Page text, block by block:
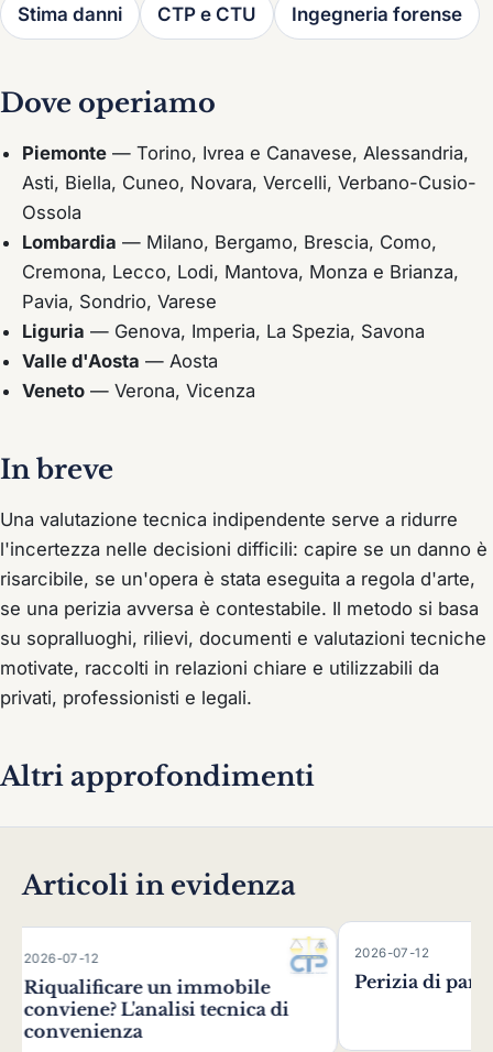
Stima danni CTP e CTU Ingegneria forense
Dove operiamo
Piemonte — Torino, Ivrea e Canavese, Alessandria,
Asti, Biella, Cuneo, Novara, Vercelli, Verbano-Cusio-
Ossola
Lombardia — Milano, Bergamo, Brescia, Como,
Cremona, Lecco, Lodi, Mantova, Monza e Brianza,
Pavia, Sondrio, Varese
Liguria — Genova, Imperia, La Spezia, Savona
Valle d'Aosta — Aosta
Veneto — Verona, Vicenza
In breve
Una valutazione tecnica indipendente serve a ridurre
l'incertezza nelle decisioni difficili: capire se un danno è
risarcibile, se un'opera è stata eseguita a regola d'arte,
se una perizia avversa è contestabile. Il metodo si basa
su sopralluoghi, rilievi, documenti e valutazioni tecniche
motivate, raccolti in relazioni chiare e utilizzabili da
privati, professionisti e legali.
Altri approfondimenti
Articoli in evidenza
un immobile
tecnica di
2026-07-12
Perizia di parte: le sentenze